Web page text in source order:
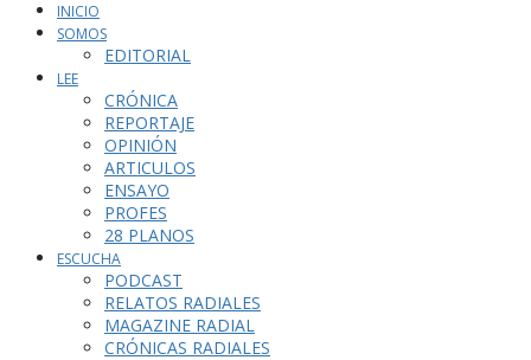
INICIO
SOMOS
EDITORIAL
LEE
CRÓNICA
REPORTAJE
OPINIÓN
ARTICULOS
ENSAYO
PROFES
28 PLANOS
ESCUCHA
PODCAST
RELATOS RADIALES
MAGAZINE RADIAL
CRÓNICAS RADIALES